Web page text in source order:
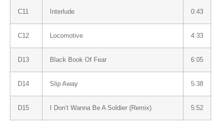
C11 Interlude 0:43
C12 Locomotive 4:33
D13 Black Book Of Fear 6:05
D14 Slip Away 5:38
D15 I Don’t Wanna Be A Soldier (Remix) 5:52